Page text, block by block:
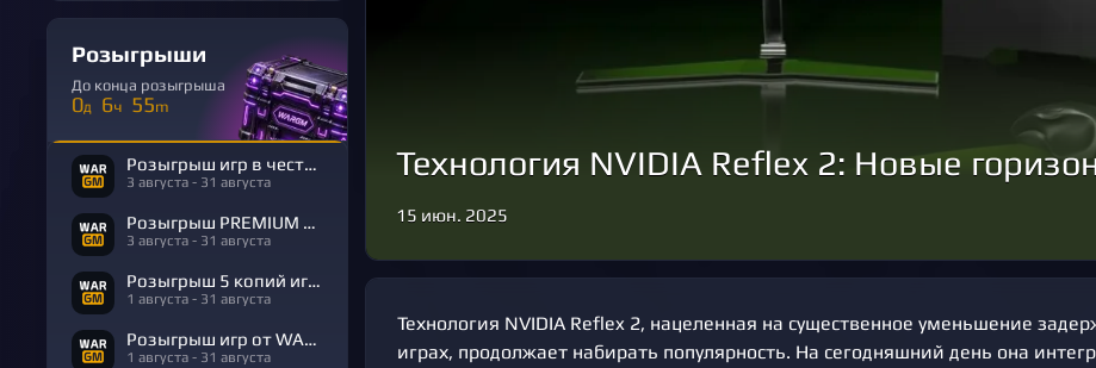
Розыгрыши
До конца розыгрыша
0д 6ч 55m
Розыгрыш игр в честь Дня Рождения
3 августа - 31 августа
Розыгрыш PREMIUM в честь Дня Рождения
3 августа - 31 августа
Розыгрыш 5 копий игры R.E.P.O.
1 августа - 31 августа
Розыгрыш игр от WARGM
1 августа - 31 августа
Технология NVIDIA Reflex 2: Новые
15 июн. 2025
Технология NVIDIA Reflex 2, нацеленная на существенное уменьшение
играх, продолжает набирать популярность. На сегодняшний день она